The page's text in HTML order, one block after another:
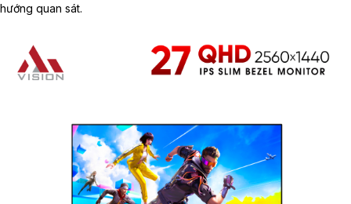
hướng quan sát.